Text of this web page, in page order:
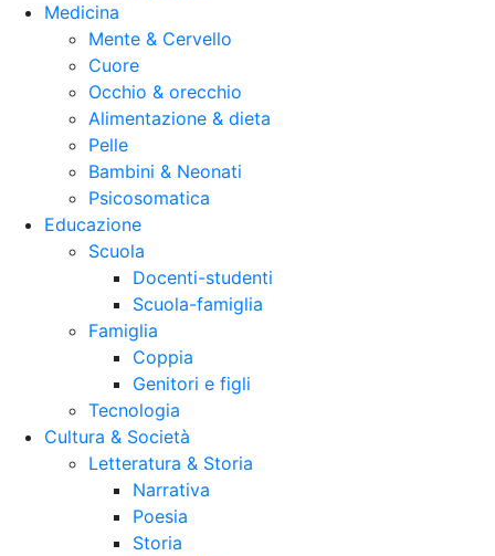
Medicina
Mente & Cervello
Cuore
Occhio & orecchio
Alimentazione & dieta
Pelle
Bambini & Neonati
Psicosomatica
Educazione
Scuola
Docenti-studenti
Scuola-famiglia
Famiglia
Coppia
Genitori e figli
Tecnologia
Cultura & Società
Letteratura & Storia
Narrativa
Poesia
Storia